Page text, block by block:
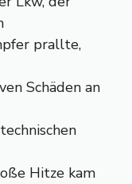
prallte,
Schäden an
Hitze kam